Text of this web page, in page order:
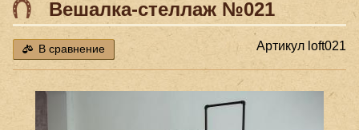
Вешалка-стеллаж №021
В сравнение Артикул loft021